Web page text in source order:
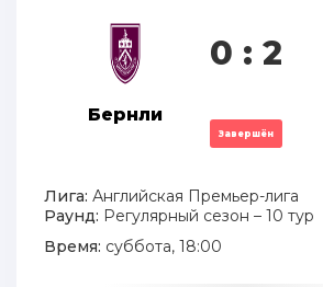
Бернли
0 : 2
Завершён
Лига: Английская Премьер-лига
Раунд: Регулярный сезон – 10 тур
Время: суббота, 18:00